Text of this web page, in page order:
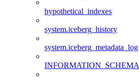
hypothetical_indexes
system.iceberg_history
system.iceberg_metadata_log
INFORMATION_SCHEMA